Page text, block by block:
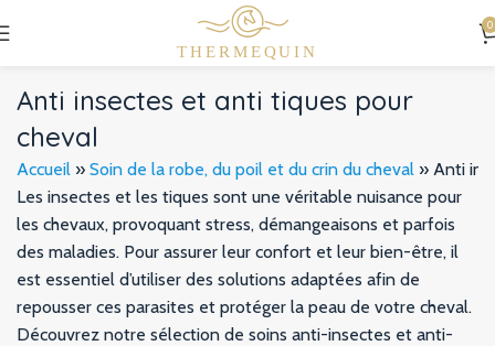
0
Anti insectes et anti tiques pour
cheval
Accueil » Soin de la robe, du poil et du crin du cheval » Anti
Les insectes et les tiques sont une véritable nuisance pour
les chevaux, provoquant stress, démangeaisons et parfois
des maladies. Pour assurer leur confort et leur bien-être, il
est essentiel d’utiliser des solutions adaptées afin de
repousser ces parasites et protéger la peau de votre cheval.
Découvrez notre sélection de soins anti-insectes et anti-